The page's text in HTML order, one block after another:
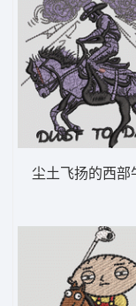
尘土飞扬的西部